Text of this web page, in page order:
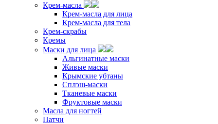
Крем-масла
Крем-масла для лица
Крем-масла для тела
Крем-скрабы
Кремы
Маски для лица
Альгинатные маски
Живые маски
Крымские убтаны
Сплэш-маски
Тканевые маски
Фруктовые маски
Масла для ногтей
Патчи